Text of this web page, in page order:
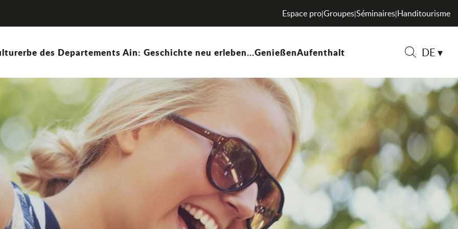
DE
Espace pro|Groupes|Séminaires|Handitourisme
des Departements Ain: Geschichte neu erleben...GenießenAufenthalt